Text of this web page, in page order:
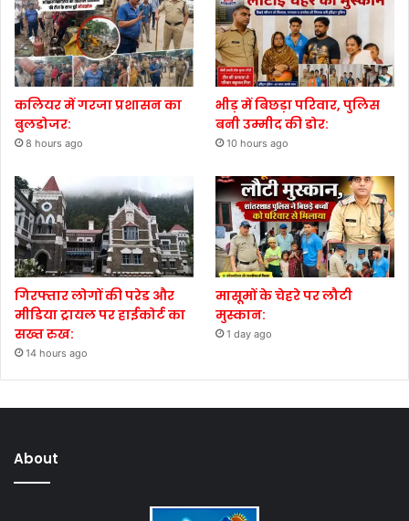
कलियर में गरजा प्रशासन का
बुलडोजर:
8 hours ago
भीड़ में बिछड़ा परिवार, पुलिस
बनी उम्मीद की डोर:
10 hours ago
गिरफ्तार लोगों की परेड और
मीडिया ट्रायल पर हाईकोर्ट का
सख्त रुख:
14 hours ago
मासूमों के चेहरे पर लौटी
मुस्कान:
1 day ago
About